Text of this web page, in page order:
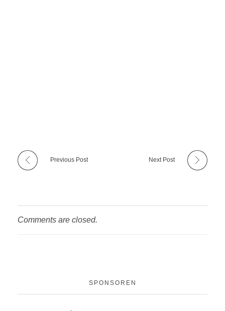
Previous Post Next Post
Comments are closed.
SPONSOREN